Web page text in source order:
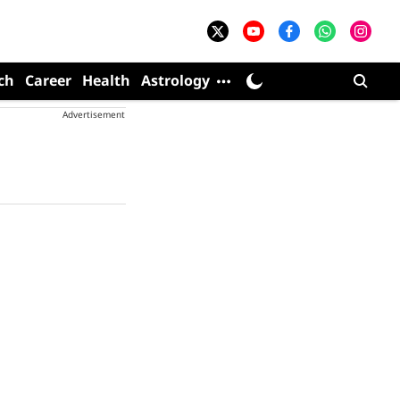
Career Health Astrology
Advertisement